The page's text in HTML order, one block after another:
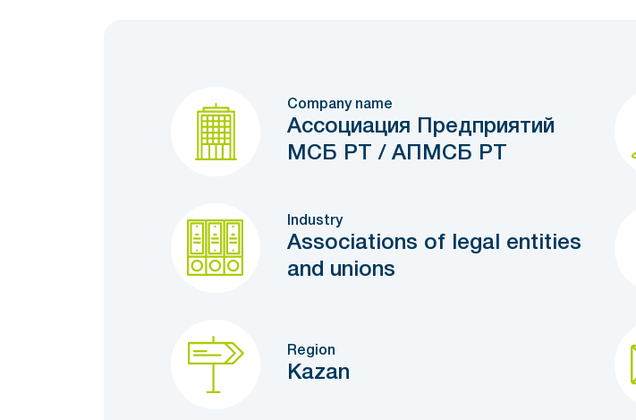
Company name
Ассоциация Предприятий
МСБ РТ / АПМСБ РТ
Industry
Associations of legal entities
and unions
Region
Kazan